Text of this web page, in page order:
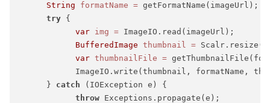
String
formatName = getFormatName(imageUrl);
try {
var img = ImageIO.read(imageUrl);
BufferedImage thumbnail =
var thumbnailFile =
ImageIO.write(thumbnail, formatName,
      }
catch (IOException e) {
throw Exceptions.propagate(e);